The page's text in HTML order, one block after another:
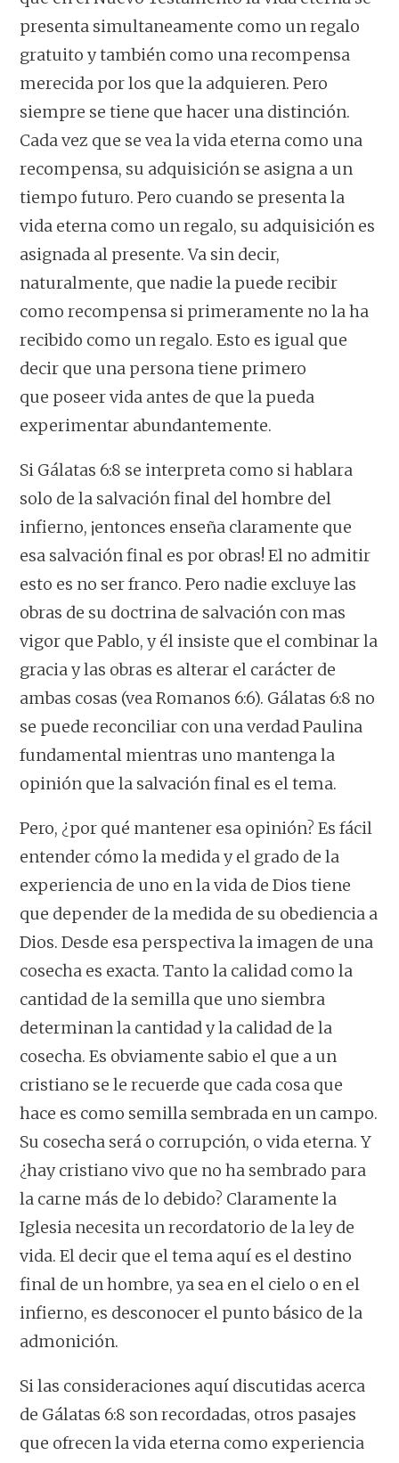
presenta simultaneamente como un regalo
gratuito y también como una recompensa
merecida por los que la adquieren. Pero
siempre se tiene que hacer una distinción.
Cada vez que se vea la vida eterna como una
recompensa, su adquisición se asigna a un
tiempo futuro. Pero cuando se presenta la
vida eterna como un regalo, su adquisición es
asignada al presente. Va sin decir,
naturalmente, que nadie la puede recibir
como recompensa si primeramente no la ha
recibido como un regalo. Esto es igual que
decir que una persona tiene primero
que poseervida antes de que la pueda
experimentar abundantemente.
Si Gálatas 6:8 se interpreta como si hablara
solo de la salvación final del hombre del
infierno, ¡entonces enseña claramente que
esa salvación final es por obras! El no admitir
esto es no ser franco. Pero nadie excluye las
obras de su doctrina de salvación con mas
vigor que Pablo, y él insiste que el combinar la
gracia y las obras es alterar el carácter de
ambas cosas (vea Romanos 6:6). Gálatas 6:8 no
se puede reconciliar con una verdad Paulina
fundamental mientras uno mantenga la
opinión que la salvación final es el tema.
Pero, ¿por qué mantener esa opinión? Es fácil
entender cómo la medida y el grado de la
experiencia de uno en la vida de Dios tiene
que depender de la medida de su obediencia a
Dios. Desde esa perspectiva la imagen de una
cosecha es exacta. Tanto la calidad como la
cantidad de la semilla que uno siembra
determinan la cantidad y la calidad de la
cosecha. Es obviamente sabio el que a un
cristiano se le recuerde que cada cosa que
hace es como semilla sembrada en un campo.
Su cosecha será o corrupción, o vida eterna. Y
¿hay cristiano vivo que no ha sembrado para
la carne más de lo debido? Claramente la
Iglesia necesita un recordatorio de la ley de
vida. El decir que el tema aquí es el destino
final de un hombre, ya sea en el cielo o en el
infierno, es desconocer el punto básico de la
admonición.
Si las consideraciones aquí discutidas acerca
de Gálatas 6:8 son recordadas, otros pasajes
que ofrecen la vida eterna como experiencia